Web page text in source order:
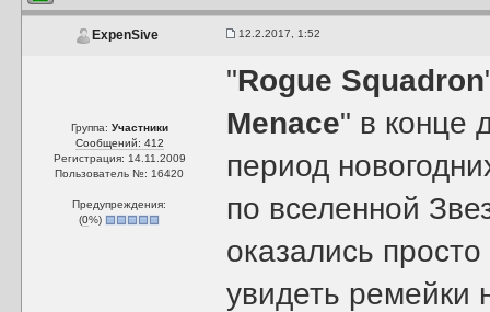
ExpenSive 12.2.2017, 1:52
Группа: Участники
Сообщений: 412
Регистрация: 14.11.2009
Пользователь №: 16420
Предупреждения:
(0%)
"Rogue Squadron
Menace" в конце
период
по вселенной
оказались
увидеть ремейки